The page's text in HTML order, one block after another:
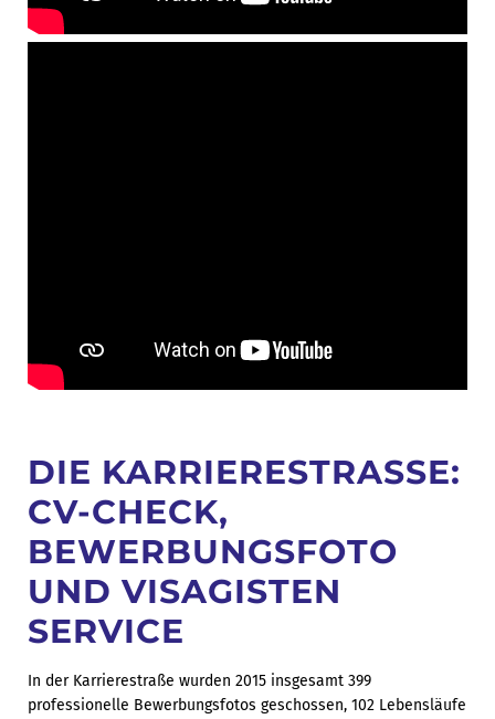
DIE KARRIERESTRASSE: C
V-CHECK, B
EWERBUNGSFOTO U
ND VISAGISTEN S
ERVICE
In der Karrierestraße wurden 2015 insgesamt 399
professionelle Bewerbungsfotos geschossen, 102 Lebensläufe